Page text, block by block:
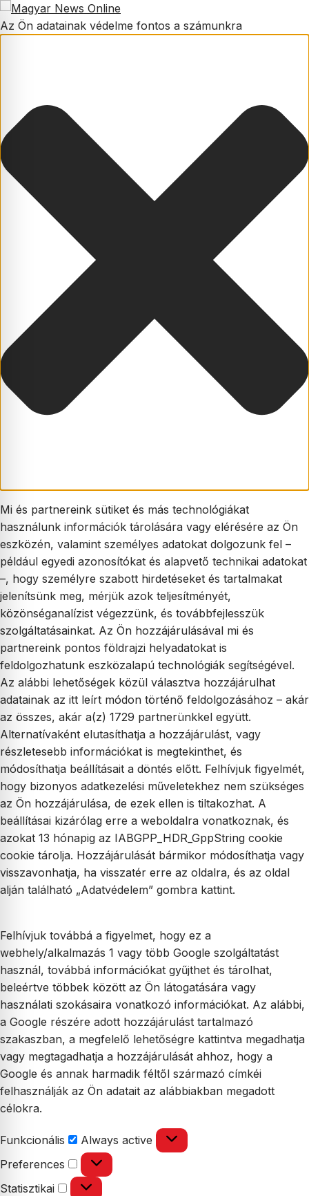
Az Ön adatainak védelme fontos a számunkra
Mi és partnereink sütiket és más technológiákat
használunk információk tárolására vagy elérésére az Ön
eszközén, valamint személyes adatokat dolgozunk fel –
például egyedi azonosítókat és alapvető technikai adatokat
–, hogy személyre szabott hirdetéseket és tartalmakat
jelenítsünk meg, mérjük azok teljesítményét,
közönséganalízist végezzünk, és továbbfejlesszük
szolgáltatásainkat. Az Ön hozzájárulásával mi és
partnereink pontos földrajzi helyadatokat is
feldolgozhatunk eszközalapú technológiák segítségével.
Az alábbi lehetőségek közül választva hozzájárulhat
adatainak az itt leírt módon történő feldolgozásához – akár
az összes, akár a(z) 1729 partnerünkkel együtt.
Alternatívaként elutasíthatja a hozzájárulást, vagy
részletesebb információkat is megtekinthet, és
módosíthatja beállításait a döntés előtt. Felhívjuk figyelmét,
hogy bizonyos adatkezelési műveletekhez nem szükséges
az Ön hozzájárulása, de ezek ellen is tiltakozhat. A
beállításai kizárólag erre a weboldalra vonatkoznak, és
azokat 13 hónapig az IABGPP_HDR_GppString cookie
cookie tárolja. Hozzájárulását bármikor módosíthatja vagy
visszavonhatja, ha visszatér erre az oldalra, és az oldal
alján található „Adatvédelem” gombra kattint.
Felhívjuk továbbá a figyelmet, hogy ez a
webhely/alkalmazás 1 vagy több Google szolgáltatást
használ, továbbá információkat gyűjthet és tárolhat,
beleértve többek között az Ön látogatására vagy
használati szokásaira vonatkozó információkat. Az alábbi,
a Google részére adott hozzájárulást tartalmazó
szakaszban, a megfelelő lehetőségre kattintva megadhatja
vagy megtagadhatja a hozzájárulását ahhoz, hogy a
Google és annak harmadik féltől származó címkéi
felhasználják az Ön adatait az alábbiakban megadott
célokra.
Funkcionális Funkcionális
Always active
Preferences
Preferences
Statisztikai Statisztikai